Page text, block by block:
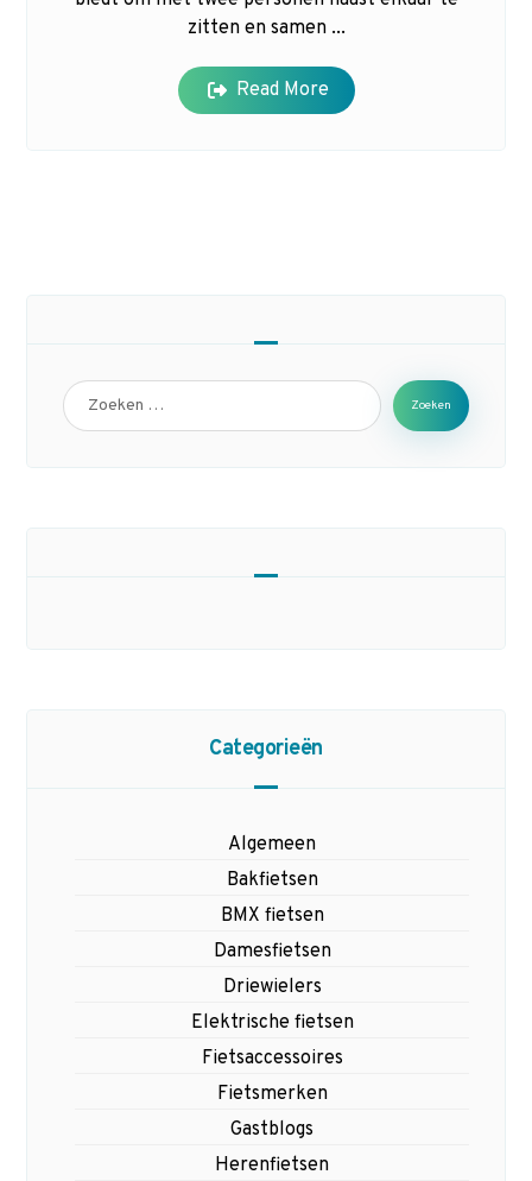
zitten en samen ...
Read More
Categorieën
Algemeen
Bakfietsen
BMX fietsen
Damesfietsen
Driewielers
Elektrische fietsen
Fietsaccessoires
Fietsmerken
Gastblogs
Herenfietsen